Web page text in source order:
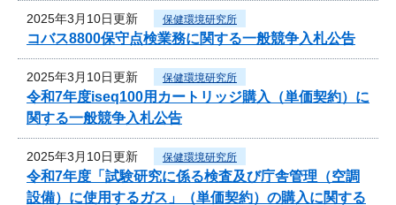
2025年3月10日更新 保健環境研究所
コバス8800保守点検業務に関する一般競争入札公告
2025年3月10日更新 保健環境研究所
令和7年度iseq100用カートリッジ購入（単価契約）に
関する一般競争入札公告
2025年3月10日更新 保健環境研究所
令和7年度「試験研究に係る検査及び庁舎管理（空調
設備）に使用するガス」（単価契約）の購入に関する